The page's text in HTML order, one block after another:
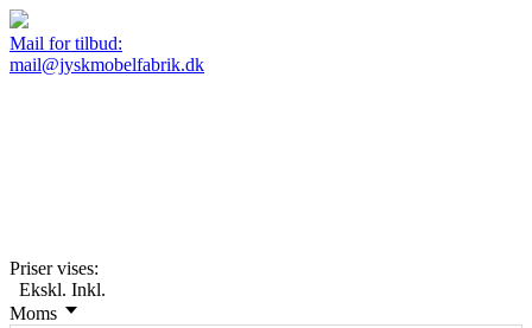
Mail for tilbud:
mail@jyskmobelfabrik.dk
Priser vises:
Ekskl. Inkl.
Moms